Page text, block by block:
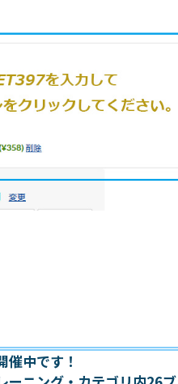
中です！